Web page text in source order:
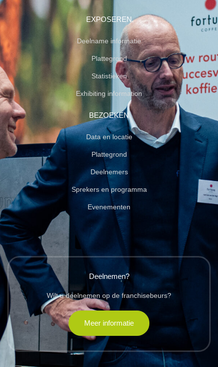
EXPOSEREN
Deelname informatie
Plattegrond
Statistieken
Exhibiting information
BEZOEKEN
Data en locatie
Plattegrond
Deelnemers
Sprekers en programma
Evenementen
Deelnemen?
Wilt u deelnemen op de franchisebeurs?
Meer informatie